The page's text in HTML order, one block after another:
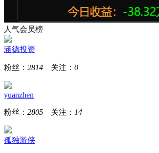
人气会员榜
涵德投资
粉丝： 2814 关注： 0
yuanzhen
粉丝： 2805 关注： 14
孤独游侠